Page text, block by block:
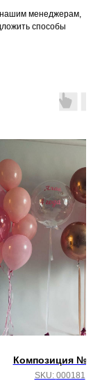
нашим менеджерам,
способы
Композиция №
SKU: 000181